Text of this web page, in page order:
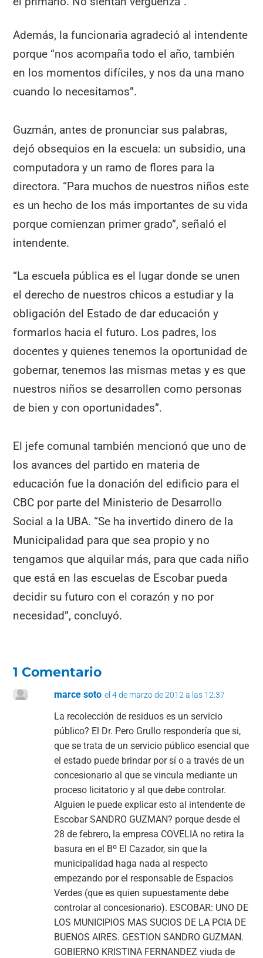
Además, la funcionaria agradeció al intendente
porque “nos acompaña todo el año, también
en los momentos difíciles, y nos da una mano
cuando lo necesitamos”.
Guzmán, antes de pronunciar sus palabras,
dejó obsequios en la escuela: un subsidio, una
computadora y un ramo de flores para la
directora. “Para muchos de nuestros niños este
es un hecho de los más importantes de su vida
porque comienzan primer grado”, señaló el
intendente.
“La escuela pública es el lugar donde se unen
el derecho de nuestros chicos a estudiar y la
obligación del Estado de dar educación y
formarlos hacia el futuro. Los padres, los
docentes y quienes tenemos la oportunidad de
gobernar, tenemos las mismas metas y es que
nuestros niños se desarrollen como personas
de bien y con oportunidades”.
El jefe comunal también mencionó que uno de
los avances del partido en materia de
educación fue la donación del edificio para el
CBC por parte del Ministerio de Desarrollo
Social a la UBA. “Se ha invertido dinero de la
Municipalidad para que sea propio y no
tengamos que alquilar más, para que cada niño
que está en las escuelas de Escobar pueda
decidir su futuro con el corazón y no por
necesidad”, concluyó.
1 Comentario
marce soto el 4 de marzo de 2012 a las 12:37
La recolección de residuos es un servicio
público? El Dr. Pero Grullo respondería que si,
que se trata de un servicio público esencial que
el estado puede brindar por sí o a través de un
concesionario al que se vincula mediante un
proceso licitatorio y al que debe controlar.
Alguien le puede explicar esto al intendente de
Escobar SANDRO GUZMAN? porque desde el
28 de febrero, la empresa COVELIA no retira la
basura en el Bº El Cazador, sin que la
municipalidad haga nada al respecto
empezando por el responsable de Espacios
Verdes (que es quien supuestamente debe
controlar al concesionario). ESCOBAR: UNO DE
LOS MUNICIPIOS MAS SUCIOS DE LA PCIA DE
BUENOS AIRES. GESTION SANDRO GUZMAN.
GOBIERNO KRISTINA FERNANDEZ viuda de